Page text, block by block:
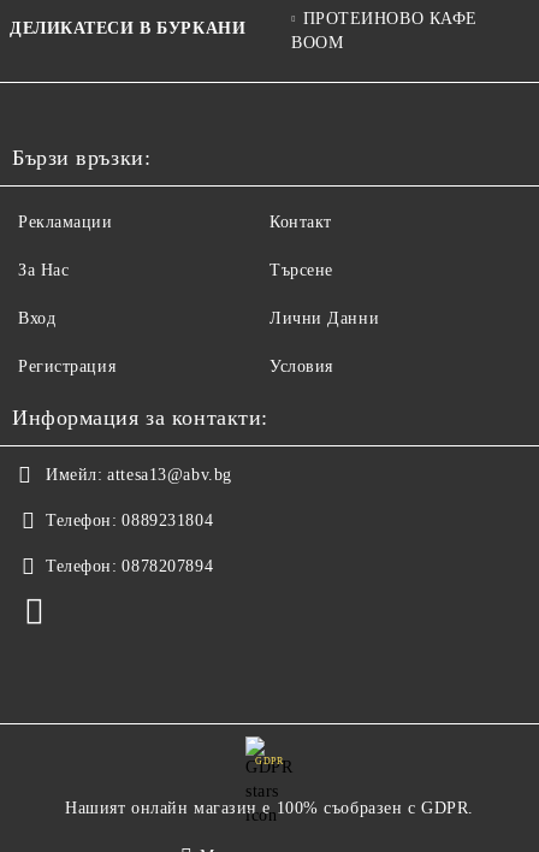
ДЕЛИКАТЕСИ В БУРКАНИ
ПРОТЕИНОВО КАФЕ
BOOM
Бързи връзки:
Рекламации
За Нас
Вход
Регистрация
Контакт
Търсене
Лични Данни
Условия
Информация за контакти:
Имейл: attesa13@abv.bg
Телефон: 0889231804
Телефон: 0878207894
GDPR
Нашият онлайн магазин е 100% съобразен с GDPR.